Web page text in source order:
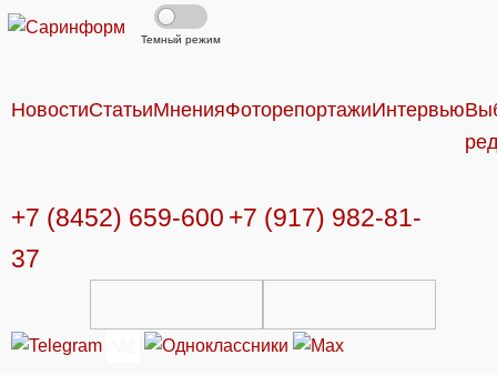
Темный режим
НовостиСтатьиМненияФоторепортажиИнтервью
+7 (8452) 659-600 +7 (917) 982-81-
37